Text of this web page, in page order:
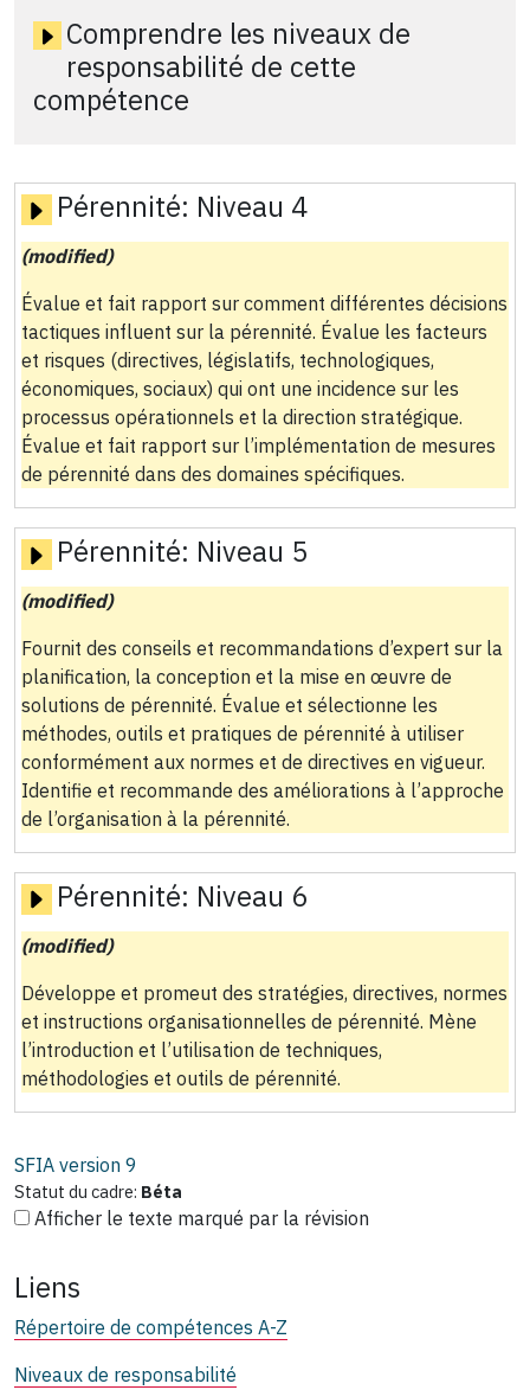
Comprendre les niveaux de
responsabilité de cette
compétence
Pérennité: Niveau 4
(modified)
Évalue et fait rapport sur comment différentes décisions
tactiques influent sur la pérennité. Évalue les facteurs
et risques (directives, législatifs, technologiques,
économiques, sociaux) qui ont une incidence sur les
processus opérationnels et la direction stratégique.
Évalue et fait rapport sur l’implémentation de mesures
de pérennité dans des domaines spécifiques.
Pérennité: Niveau 5
(modified)
Fournit des conseils et recommandations d’expert sur la
planification, la conception et la mise en œuvre de
solutions de pérennité. Évalue et sélectionne les
méthodes, outils et pratiques de pérennité à utiliser
conformément aux normes et de directives en vigueur.
Identifie et recommande des améliorations à l’approche
de l’organisation à la pérennité.
Pérennité: Niveau 6
(modified)
Développe et promeut des stratégies, directives, normes
et instructions organisationnelles de pérennité. Mène
l’introduction et l’utilisation de techniques,
méthodologies et outils de pérennité.
SFIA version 9
Statut du cadre: Béta
Afficher le texte marqué par la révision
Liens
Répertoire de compétences A-Z
Niveaux de responsabilité